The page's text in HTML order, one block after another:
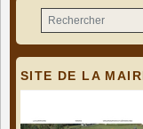
SITE DE LA